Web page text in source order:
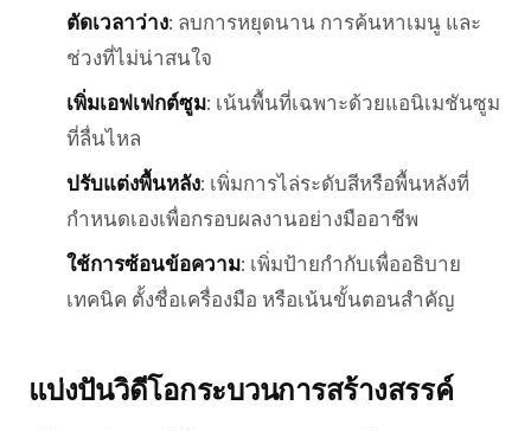
ตัดเวลาว่าง: ลบการหยุดนาน การค้นหาเมนู และ
ช่วงที่ไม่น่าสนใจ
เพิ่มเอฟเฟกต์ซูม: เน้นพื้นที่เฉพาะด้วยแอนิเมชันซูม
ที่ลื่นไหล
ปรับแต่งพื้นหลัง: เพิ่มการไล่ระดับสีหรือพื้นหลังที่
กำหนดเองเพื่อกรอบผลงานอย่างมืออาชีพ
ใช้การซ้อนข้อความ: เพิ่มป้ายกำกับเพื่ออธิบาย
เทคนิค ตั้งชื่อเครื่องมือ หรือเน้นขั้นตอนสำคัญ
แบ่งปันวิดีโอกระบวนการสร้างสรรค์